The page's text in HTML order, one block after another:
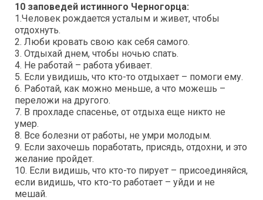
10 заповедей истинного Черногорца:
1.Человек рождается усталым и живет, чтобы
отдохнуть.
2. Люби кровать свою как себя самого.
3. Отдыхай днем, чтобы ночью спать.
4. Не работай – работа убивает.
5. Если увидишь, что кто-то отдыхает – помоги ему.
6. Работай, как можно меньше, а что можешь –
переложи на другого.
7. В прохладе спасенье, от отдыха еще никто не
умер.
8. Все болезни от работы, не умри молодым.
9. Если захочешь поработать, присядь, отдохни, и это
желание пройдет.
10. Если видишь, что кто-то пирует – присоединяйся,
если видишь, что кто-то работает – уйди и не
мешай.